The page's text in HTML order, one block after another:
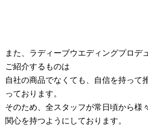
また、ラディーブウエディングプロデ
ご紹介するものは
自社の商品でなくても、自信を持って
っております。
そのため、全スタッフが常日頃から様
関心を持つようにしております。